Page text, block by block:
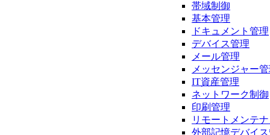
帯域制御
基本管理
ドキュメント管理
デバイス管理
メール管理
メッセンジャー
IT資産管理
ネットワーク制御
印刷管理
リモートメンテ
外部記憶デバイ